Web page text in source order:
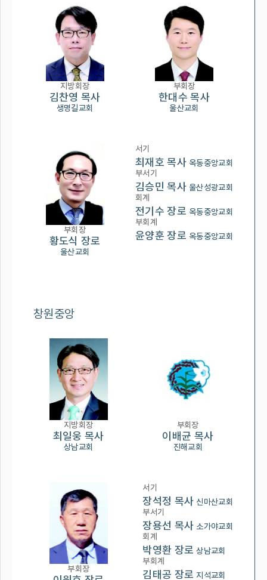
지방회장
김찬영 목사
생명길교회
부회장
한대수 목사
울산교회
부회장
황도식 장로
울산교회
서기
최재호 목사 옥동중앙교회
부서기
김승민 목사 울산성광교회
회계
전기수 장로 옥동중앙교회
부회계
윤양훈 장로 옥동중앙교회
창원중앙
지방회장
최일웅 목사
상남교회
부회장
이배균 목사
진해교회
부회장
서기
장석정 목사 신마산교회
부서기
장용선 목사 소가야교회
회계
박영환 장로 상남교회
부회계
김태공 장로 지석교회